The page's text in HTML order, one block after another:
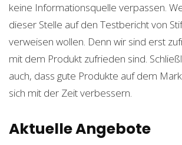
keine Informationsquelle verpassen.
dieser Stelle auf den Testbericht von
verweisen wollen. Denn wir sind erst
mit dem Produkt zufrieden sind.
auch, dass gute Produkte auf dem
sich mit der Zeit verbessern.
Aktuelle Angebote